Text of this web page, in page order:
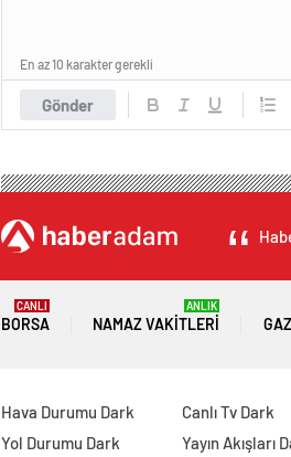
Gönder
En az 10 karakter gerekli
BORSA
CANLI
NAMAZ VAKITLERI
ANLIK
Hava Durumu Dark
Yol Durumu Dark
Canlı Tv Dark
Yayın Akışları